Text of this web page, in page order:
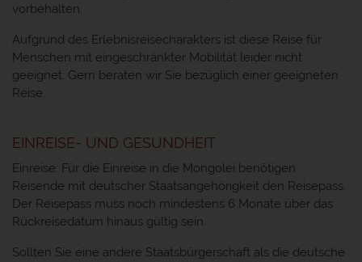
vorbehalten.
Aufgrund des Erlebnisreisecharakters ist diese Reise für
Menschen mit eingeschränkter Mobilität leider nicht
geeignet. Gern beraten wir Sie bezüglich einer geeigneten
Reise.
EINREISE- UND GESUNDHEIT
Einreise: Für die Einreise in die Mongolei benötigen
Reisende mit deutscher Staatsangehörigkeit den Reisepass.
Der Reisepass muss noch mindestens 6 Monate über das
Rückreisedatum hinaus gültig sein.
Sollten Sie eine andere Staatsbürgerschaft als die deutsche